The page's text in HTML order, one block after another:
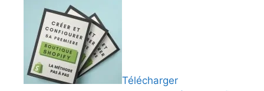
Télécharger